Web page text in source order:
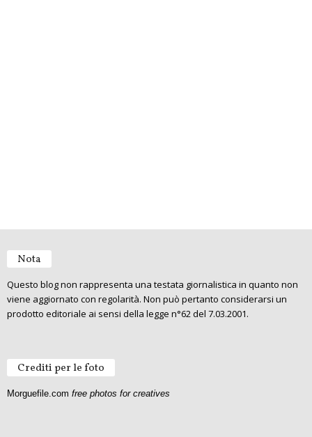
Nota
Questo blog non rappresenta una testata giornalistica in quanto non
viene aggiornato con regolarità. Non può pertanto considerarsi un
prodotto editoriale ai sensi della legge n°62 del 7.03.2001.
Crediti per le foto
Morguefile.com free photos for creatives